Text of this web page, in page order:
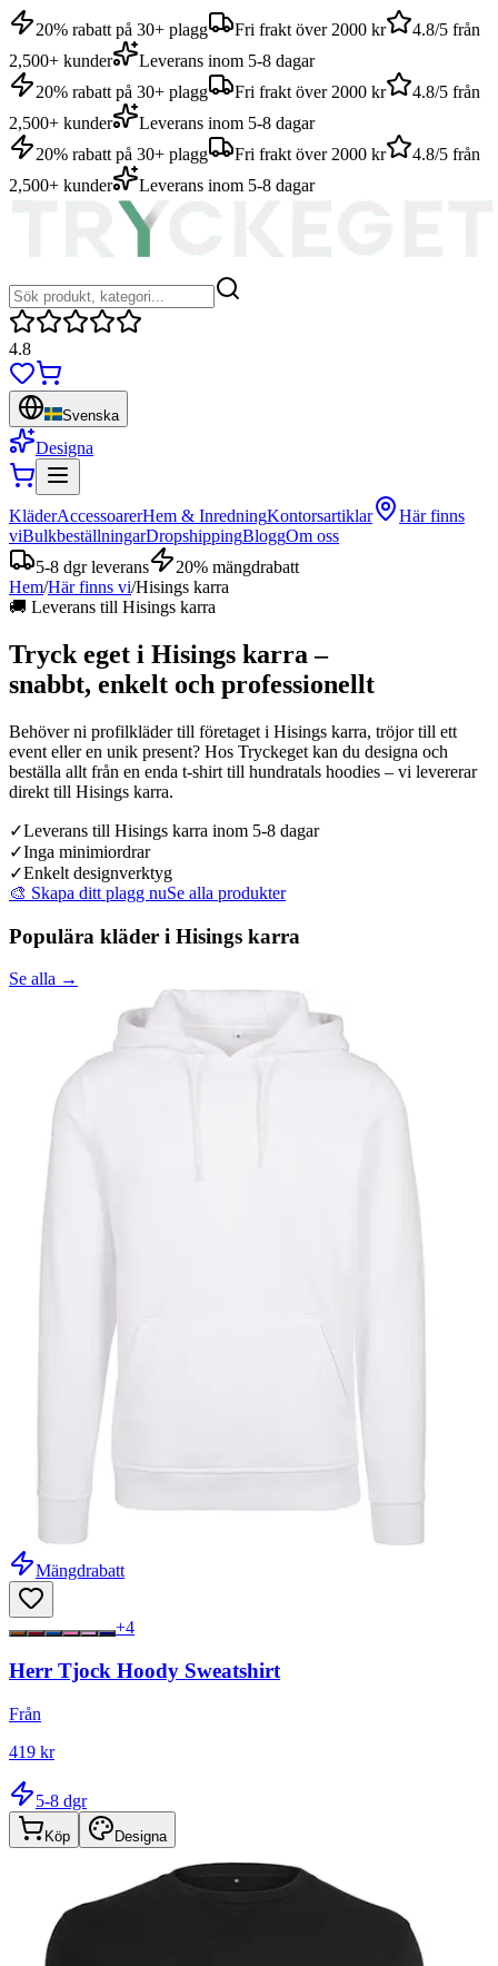
20% rabatt på 30+ plagg Fri frakt över 2000 kr
4.8/5 från
2,500+ kunder
Leverans inom 5-8 dagar
20% rabatt på 30+ plagg
Fri frakt över 2000 kr
4.8/5 från
2,500+ kunder
Leverans inom 5-8 dagar
20% rabatt på 30+ plagg
Fri frakt över 2000 kr
4.8/5 från
2,500+ kunder
Leverans inom 5-8 dagar
4.8
Svenska
Designa
KläderAccessoarerHem & InredningKontorsartiklar
Här finns
viBulkbeställningarDropshippingBloggOm oss
5-8 dgr leverans
20% mängdrabatt
Hem/Här finns vi/Hisings karra
🚚 Leverans till Hisings karra
Tryck eget i Hisings karra –
snabbt, enkelt och professionellt
Behöver ni profilkläder till företaget i Hisings karra, tröjor till ett
event eller en unik present? Hos Tryckeget kan du designa och
beställa allt från en enda t-shirt till hundratals hoodies – vi levererar
direkt till Hisings karra.
✓Leverans till Hisings karra inom 5-8 dagar
✓Inga minimiordrar
✓Enkelt designverktyg
🎨 Skapa ditt plagg nuSe alla produkter
Populära kläder i Hisings karra
Se alla →
Mängdrabatt
+4
Herr Tjock Hoody Sweatshirt
Från
419 kr
5-8 dgr
Köp Designa